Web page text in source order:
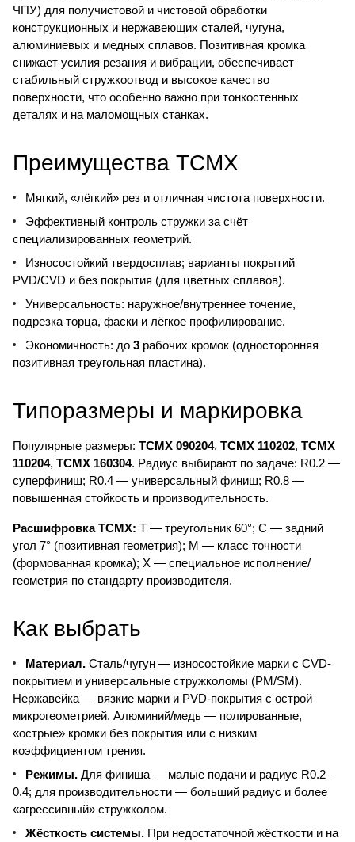
ЧПУ) для получистовой и чистовой обработки
конструкционных и нержавеющих сталей, чугуна,
алюминиевых и медных сплавов. Позитивная кромка
снижает усилия резания и вибрации, обеспечивает
стабильный стружкоотвод и высокое качество
поверхности, что особенно важно при тонкостенных
деталях и на маломощных станках.
Преимущества TCMX
Мягкий, «лёгкий» рез и отличная чистота поверхности.
Эффективный контроль стружки за счёт
специализированных геометрий.
Износостойкий твердосплав; варианты покрытий
PVD/CVD и без покрытия (для цветных сплавов).
Универсальность: наружное/внутреннее точение,
подрезка торца, фаски и лёгкое профилирование.
Экономичность: до 3 рабочих кромок (односторонняя
позитивная треугольная пластина).
Типоразмеры и маркировка
Популярные размеры: TCMX 090204, TCMX 110202, TCMX
110204, TCMX 160304. Радиус выбирают по задаче: R0.2 —
суперфиниш; R0.4 — универсальный финиш; R0.8 —
повышенная стойкость и производительность.
Расшифровка TCMX: T — треугольник 60°; C — задний
угол 7° (позитивная геометрия); M — класс точности
(формованная кромка); X — специальное исполнение/
геометрия по стандарту производителя.
Как выбрать
Материал. Сталь/чугун — износостойкие марки с CVD-
покрытием и универсальные стружколомы (PM/SM).
Нержавейка — вязкие марки и PVD-покрытия с острой
микрогеометрией. Алюминий/медь — полированные,
«острые» кромки без покрытия или с низким
коэффициентом трения.
Режимы. Для финиша — малые подачи и радиус R0.2–
0.4; для производительности — больший радиус и более
«агрессивный» стружколом.
Жёсткость системы. При недостаточной жёсткости и на